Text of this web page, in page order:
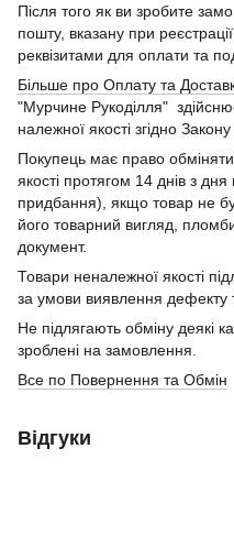
Після того як ви зробите
пошту, вказану при
реквізитами для оплати та
Більше про Оплату та
"Мурчине Рукоділля"
належної якості згідно
Покупець має право
якості протягом 14 днів з
придбання), якщо товар не
його товарний вигляд,
документ.
Товари неналежної якості
за умови виявлення дефекту
Не підлягають обміну деякі
зроблені на замовлення.
Все по Повернення та Обмін
Відгуки